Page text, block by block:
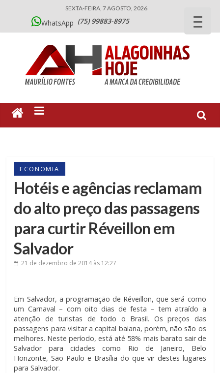
SEXTA-FEIRA, 7 AGOSTO, 2026
WhatsApp (75) 99883-8975
ECONOMIA
Hotéis e agências reclamam
do alto preço das passagens
para curtir Réveillon em
Salvador
21 de dezembro de 2014às 12:27
Em Salvador, a programação de Réveillon, que será como
um Carnaval – com oito dias de festa – tem atraído a
atenção de turistas de todo o Brasil. Os preços das
passagens para visitar a capital baiana, porém, não são os
melhores. Neste período, está até 58% mais barato sair de
Salvador para cidades como Rio de Janeiro, Belo
Horizonte, São Paulo e Brasília do que vir destes lugares
para Salvador.